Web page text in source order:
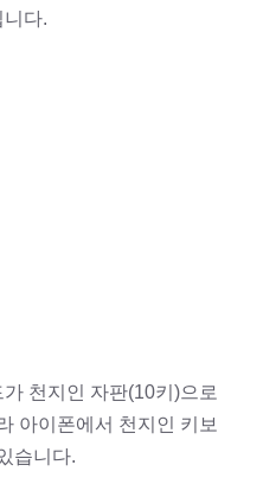
다.
천지인 자판(10키)으로
아이폰에서 천지인 키보
습니다.